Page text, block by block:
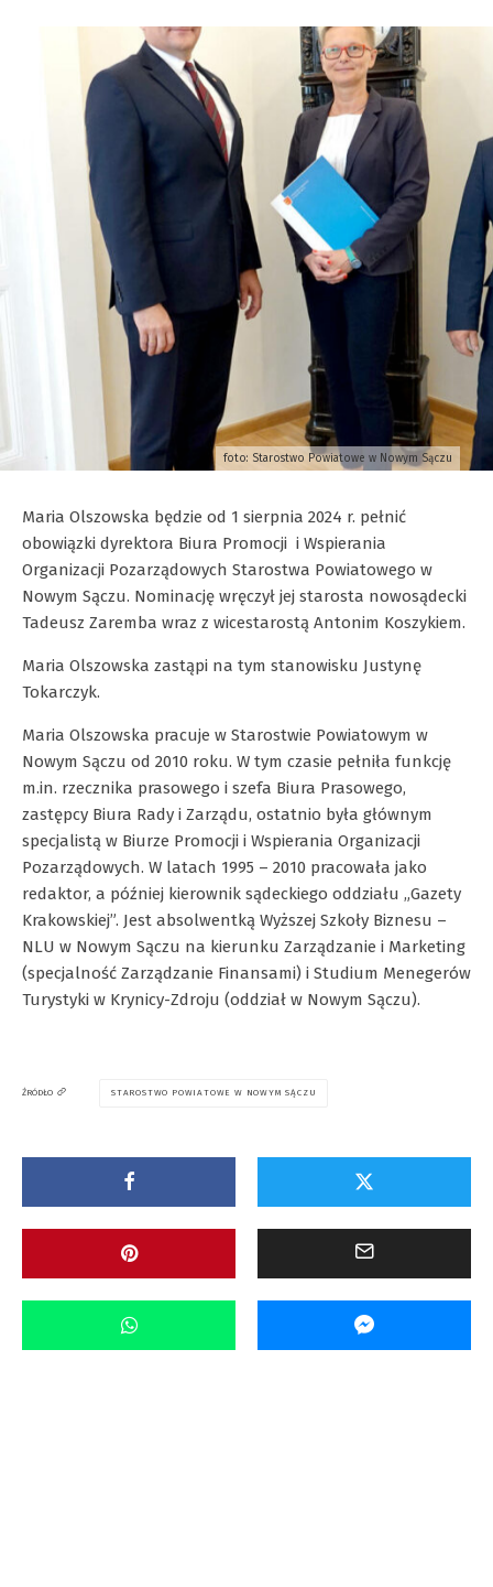
foto: Starostwo Powiatowe w Nowym Sączu
Maria Olszowska będzie od 1 sierpnia 2024 r. pełnić
obowiązki dyrektora Biura Promocji i Wspierania
Organizacji Pozarządowych Starostwa Powiatowego w
Nowym Sączu. Nominację wręczył jej starosta nowosądecki
Tadeusz Zaremba wraz z wicestarostą Antonim Koszykiem.
Maria Olszowska zastąpi na tym stanowisku Justynę
Tokarczyk.
Maria Olszowska pracuje w Starostwie Powiatowym w
Nowym Sączu od 2010 roku. W tym czasie pełniła funkcję
m.in. rzecznika prasowego i szefa Biura Prasowego,
zastępcy Biura Rady i Zarządu, ostatnio była głównym
specjalistą w Biurze Promocji i Wspierania Organizacji
Pozarządowych. W latach 1995 – 2010 pracowała jako
redaktor, a później kierownik sądeckiego oddziału „Gazety
Krakowskiej”. Jest absolwentką Wyższej Szkoły Biznesu –
NLU w Nowym Sączu na kierunku Zarządzanie i Marketing
(specjalność Zarządzanie Finansami) i Studium Menegerów
Turystyki w Krynicy-Zdroju (oddział w Nowym Sączu).
ŹRÓDŁO STAROSTWO POWIATOWE W NOWYM SĄCZU